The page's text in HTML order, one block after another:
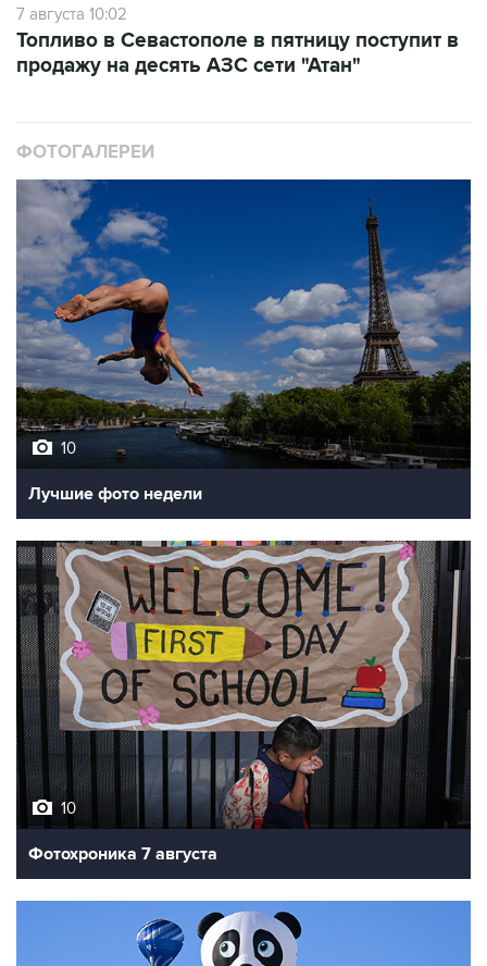
7 августа 10:02
Топливо в Севастополе в пятницу поступит в
продажу на десять АЗС сети "Атан"
ФОТОГАЛЕРЕИ
10
Лучшие фото недели
10
Фотохроника 7 августа